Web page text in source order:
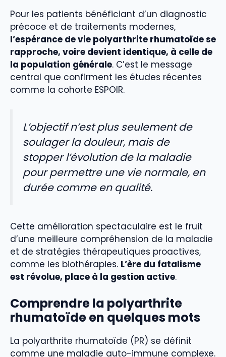
Pour les patients bénéficiant d’un diagnostic
précoce et de traitements modernes,
l’espérance de vie polyarthrite rhumatoïde se
rapproche, voire devient identique, à celle de
la population générale. C’est le message
central que confirment les études récentes
comme la cohorte ESPOIR.
L’objectif n’est plus seulement de
soulager la douleur, mais de
stopper l’évolution de la maladie
pour permettre une vie normale, en
durée comme en qualité.
Cette amélioration spectaculaire est le fruit
d’une meilleure compréhension de la maladie
et de stratégies thérapeutiques proactives,
comme les biothérapies. L’ère du fatalisme
est révolue, place à la gestion active.
Comprendre la polyarthrite
rhumatoïde en quelques mots
La polyarthrite rhumatoïde (PR) se définit
comme une maladie auto-immune complexe.